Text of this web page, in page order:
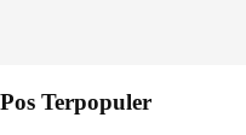
Pos Terpopuler